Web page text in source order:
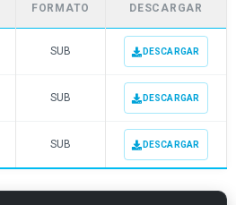
FORMATO DESCARGAR
SUB DESCARGAR
SUB DESCARGAR
SUB DESCARGAR